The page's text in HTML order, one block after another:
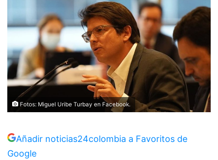
Fotos: Miguel Uribe Turbay en Facebook.
Añadir noticias24colombia a Favoritos de
Google